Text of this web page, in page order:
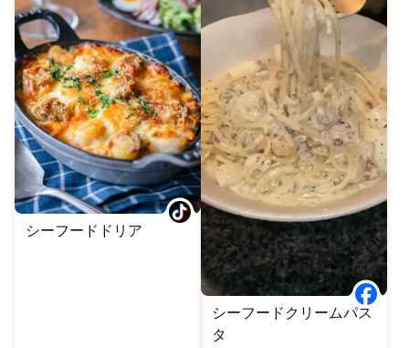
シーフードドリア
シーフードクリームパス
タ